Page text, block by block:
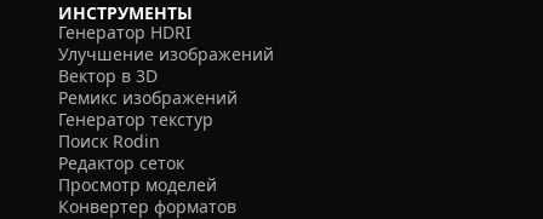
ИНСТРУМЕНТЫ
Генератор HDRI
Улучшение изображений
Вектор в 3D
Ремикс изображений
Генератор текстур
Поиск Rodin
Редактор сеток
Просмотр моделей
Конвертер форматов